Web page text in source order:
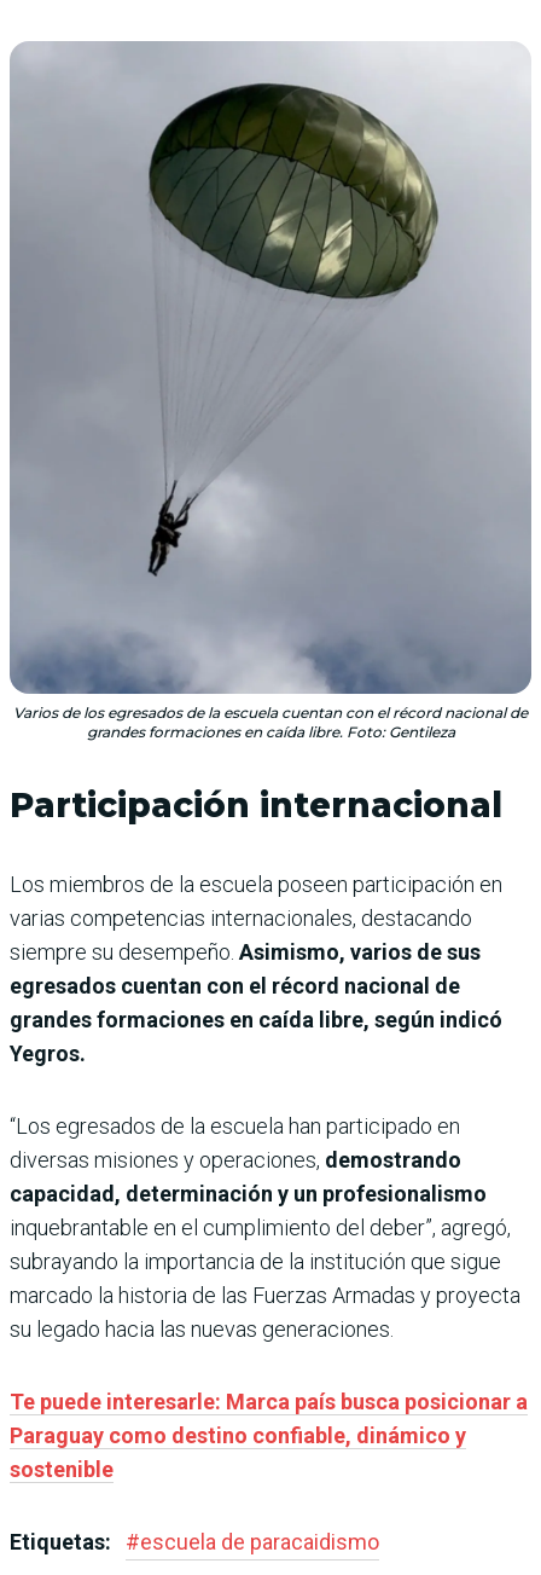
Varios de los egresados de la escuela cuentan con el récord nacional de
grandes formaciones en caída libre. Foto: Gentileza
Participación internacional
Los miembros de la escuela poseen participación en
varias competencias internacionales, destacando
siempre su desempeño. Asimismo, varios de sus
egresados cuentan con el récord nacional de
grandes formaciones en caída libre, según indicó
Yegros.
“Los egresados de la escuela han participado en
diversas misiones y operaciones, demostrando
capacidad, determinación y un profesionalismo
inquebrantable en el cumplimiento del deber”, agregó,
subrayando la importancia de la institución que sigue
marcado la historia de las Fuerzas Armadas y proyecta
su legado hacia las nuevas generaciones.
Te puede interesarle: Marca país busca posicionar a
Paraguay como destino confiable, dinámico y
sostenible
Etiquetas: #escuela de paracaidismo